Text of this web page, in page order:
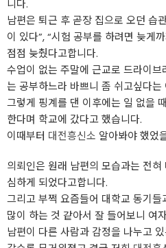
니다.
남편은 퇴근 후 곧장 집으로 오던 습
이 있다”, “시험 공부를 하려면 늦게
점점 늦췄다고합니다.
수업이 없는 주말에 근교로 드라이
는 공부하느라 바쁘니 좀 쉬고싶다는
그렇게 핑계를 댄 이후에는 일 없을
한다며 학교에 갔다고 했습니다.
이때부터 대전흥신소 알아봐야 했었
의뢰인은 원래 남편의 모습과는 전
심하게 되었다고합니다.
그리고 부쩍 요즘들어 대학교 동기
많이 하는 것 같아서 잘 들어보니 여
남편이 다른 사람과 감정을 나누고